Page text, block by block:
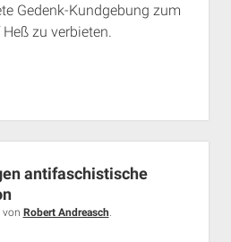
Gedenk-Kundgebung zum
zu verbieten.
antifaschistische
von Robert Andreasch